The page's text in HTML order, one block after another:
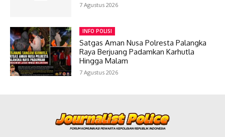
7 Agustus 2026
INFO POLISI
Satgas Aman Nusa Polresta Palangka
Raya Berjuang Padamkan Karhutla
Hingga Malam
7 Agustus 2026